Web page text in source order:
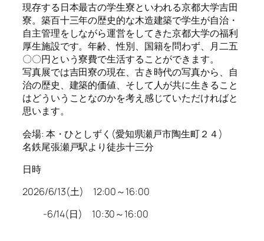
現存する日本最古の学生寮といわれる京都大学吉田
寮。築百十三年の歴史的な木造建築で学生が自治・
自主管理をしながら運営をしてきた京都大学の福利
厚生施設です。年齢、性別、国籍を問わず、月二五
〇〇円という寮費で生活することができます。
​写真展では吉田寮の現在、古き時代の写真から、自
治の歴史、建築的価値、そして人が共に生きること
はどういうことなのかを考え感じていただければと
思います。
会場: 本・ひとしずく(愛知県瀬戸市陶生町２４)
名鉄尾張瀬戸駅より徒歩十三分
日時
2026/6/13(土) 12:00～16:00
-6/14(日) 10:30～16:00